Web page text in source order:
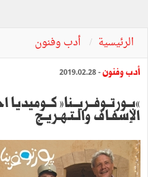
الرئيسية أدب وفنون
أدب وفنون- 2019.02.28
«بــورتــوفــريــنا»
الإسفـاف والـتـهـريـج